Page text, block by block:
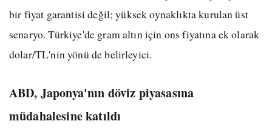
bir fiyat garantisi değil; yüksek oynaklıkta kurulan üst
senaryo. Türkiye'de gram altın için ons fiyatına ek olarak
dolar/TL'nin yönü de belirleyici.
ABD, Japonya'nın döviz piyasasına
müdahalesine katıldı